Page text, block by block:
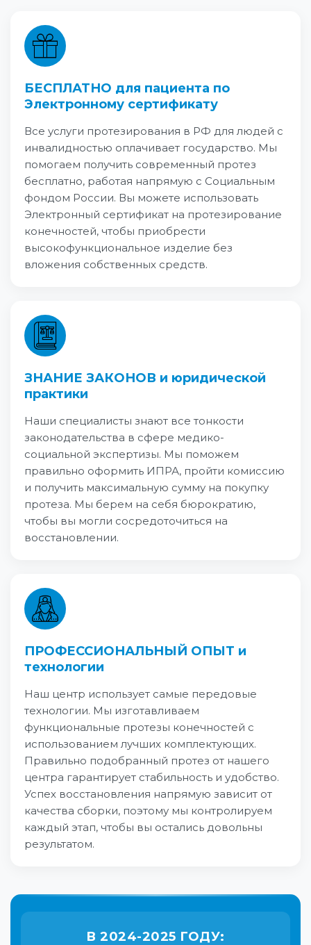
БЕСПЛАТНО для пациента по
Электронному сертификату
Все услуги протезирования в РФ для людей с
инвалидностью оплачивает государство. Мы
помогаем получить современный протез
бесплатно, работая напрямую с Социальным
фондом России. Вы можете использовать
Электронный сертификат на протезирование
конечностей, чтобы приобрести
высокофункциональное изделие без
вложения собственных средств.
ЗНАНИЕ ЗАКОНОВ и юридической
практики
Наши специалисты знают все тонкости
законодательства в сфере медико-
социальной экспертизы. Мы поможем
правильно оформить ИПРА, пройти комиссию
и получить максимальную сумму на покупку
протеза. Мы берем на себя бюрократию,
чтобы вы могли сосредоточиться на
восстановлении.
ПРОФЕССИОНАЛЬНЫЙ ОПЫТ и
технологии
Наш центр использует самые передовые
технологии. Мы изготавливаем
функциональные протезы конечностей с
использованием лучших комплектующих.
Правильно подобранный протез от нашего
центра гарантирует стабильность и удобство.
Успех восстановления напрямую зависит от
качества сборки, поэтому мы контролируем
каждый этап, чтобы вы остались довольны
результатом.
В 2024-2025 ГОДУ: